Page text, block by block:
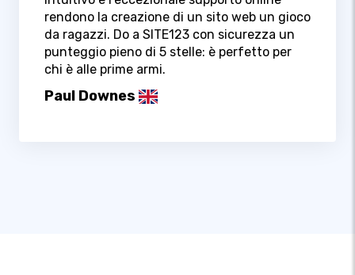
rendono la creazione di un sito web un gioco
da ragazzi. Do a SITE123 con sicurezza un
punteggio pieno di 5 stelle: è perfetto per
chi è alle prime armi.
Paul Downes